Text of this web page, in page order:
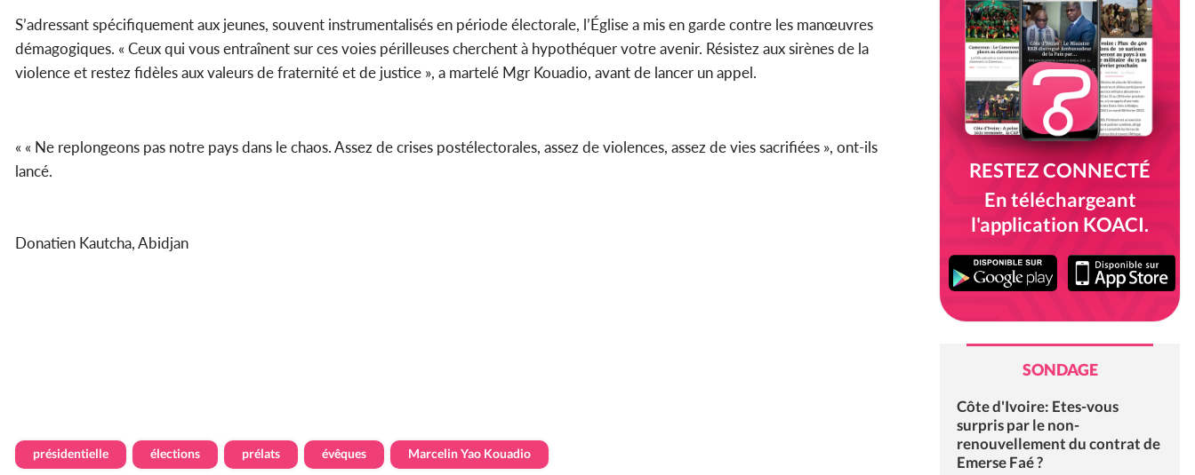
S’adressant spécifiquement aux jeunes, souvent instrumentalisés en période électorale, l’Église a mis en garde contre les manœuvres
démagogiques. « Ceux qui vous entraînent sur ces voies périlleuses cherchent à hypothéquer votre avenir. Résistez aux sirènes de la
violence et restez fidèles aux valeurs de fraternité et de justice », a martelé Mgr Kouadio, avant de lancer un appel.
« « Ne replongeons pas notre pays dans le chaos. Assez de crises postélectorales, assez de violences, assez de vies sacrifiées », ont-ils
lancé.
Donatien Kautcha, Abidjan
présidentielle élections prélats évêques Marcelin Yao Kouadio
RESTEZ CONNECTÉ
En téléchargeant
l'application KOACI.
SONDAGE
Côte d'Ivoire: Etes-vous
surpris par le non-
renouvellement du contrat de
Emerse Faé ?